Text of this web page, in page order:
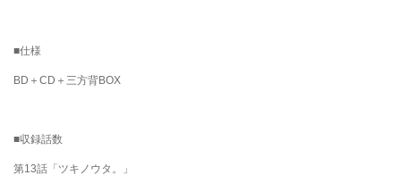
■仕様
BD＋CD＋三方背BOX
■収録話数
第13話「ツキノウタ。」